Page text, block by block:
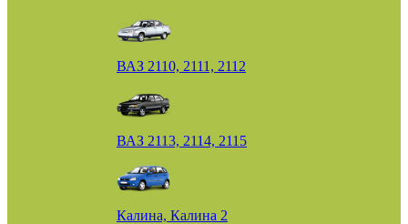
ВАЗ 2110, 2111, 2112
ВАЗ 2113, 2114, 2115
Калина, Калина 2